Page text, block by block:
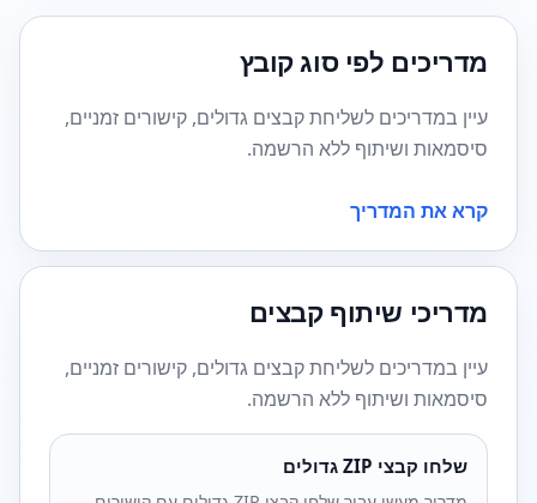
מדריכים לפי סוג קובץ
עיין במדריכים לשליחת קבצים גדולים, קישורים זמניים,
סיסמאות ושיתוף ללא הרשמה.
קרא את המדריך
מדריכי שיתוף קבצים
עיין במדריכים לשליחת קבצים גדולים, קישורים זמניים,
סיסמאות ושיתוף ללא הרשמה.
שלחו קבצי ZIP גדולים